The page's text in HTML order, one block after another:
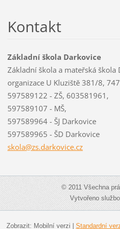
Kontakt
Základní škola Darkovice
Základní škola a mateřská škola
organizace U Kluziště 381/8,
597589122 - ZŠ, 603581961,
597589107 - MŠ,
597589964 - ŠJ Darkovice
597589965 - ŠD Darkovice
skola@zs.darkovice.cz
© 2011 Všechna
Vytvořeno
Zobrazit: Mobilní verzi Standardní